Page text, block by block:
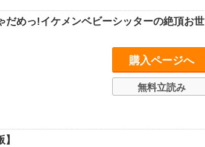
だめっ!イケメンベビーシッターの絶頂お世
購入ページへ
無料立読み